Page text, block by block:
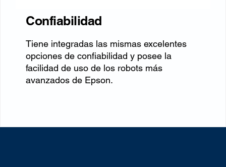
Confiabilidad
Tiene integradas las mismas excelentes
opciones de confiabilidad y posee la
facilidad de uso de los robots más
avanzados de Epson.